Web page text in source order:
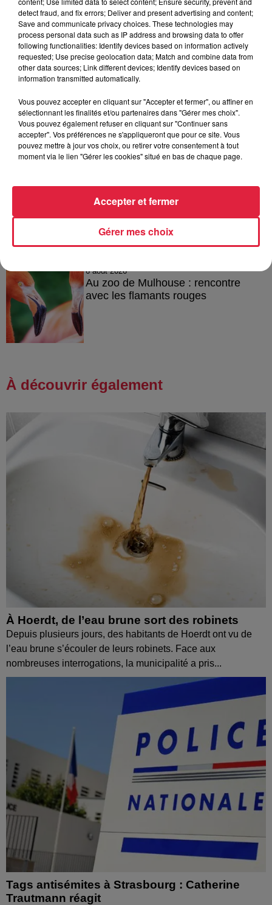
2025 à 16h48 Rédaction
A lire aussi
6 août 2026
À Hoerdt, de l’eau brune sort des
robinets
Tags antisémites à Strasbourg :
6 août 2026
Au zoo de Mulhouse : rencontre
avec les flamants rouges
À découvrir également
À Hoerdt, de l’eau brune sort des robinets
Depuis plusieurs jours, des habitants de Hoerdt ont vu de
l’eau brune s’écouler de leurs robinets. Face aux
nombreuses interrogations, la municipalité a pris...
Tags antisémites à Strasbourg : Catherine
Trautmann réagit
detect fraud, and fix errors; Deliver and present advertising and content;
Save and communicate privacy choices. These technologies may
process personal data such as IP address and browsing data to offer
following functionalities: Identify devices based on information actively
requested; Use precise geolocation data; Match and combine data from
other data sources; Link different devices; Identify devices based on
information transmitted automatically.
Vous pouvez accepter en cliquant sur "Accepter et fermer", ou affiner en
sélectionnant les finalités et/ou partenaires dans "Gérer mes choix".
Vous pouvez également refuser en cliquant sur "Continuer sans
accepter". Vos préférences ne s'appliqueront que pour ce site. Vous
pouvez mettre à jour vos choix, ou retirer votre consentement à tout
moment via le lien "Gérer les cookies" situé en bas de chaque page.
Gérer mes choix
Accepter et fermer